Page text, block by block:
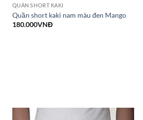
QUẦN SHORT KAKI
Quần short kaki nam màu đen Mango
180.000VNĐ